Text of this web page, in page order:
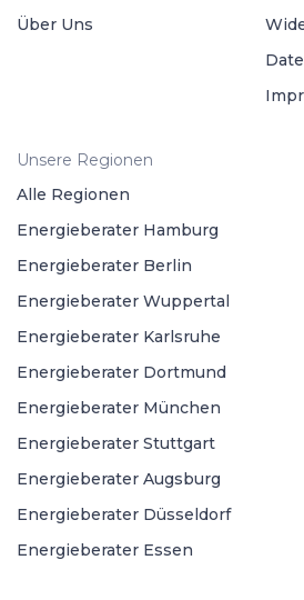
Über Uns
Unsere Regionen
Alle Regionen
Energieberater Hamburg
Energieberater Berlin
Energieberater Wuppertal
Energieberater Karlsruhe
Energieberater Dortmund
Energieberater München
Energieberater Stuttgart
Energieberater Augsburg
Energieberater Düsseldorf
Energieberater Essen